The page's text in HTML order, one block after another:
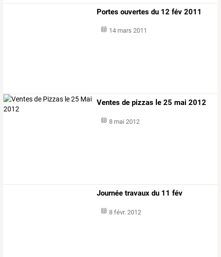
Portes ouvertes du 12 fév 2011
14 mars 2011
Ventes de pizzas le 25 mai 2012
8 mai 2012
Journée travaux du 11 fév
8 févr. 2012